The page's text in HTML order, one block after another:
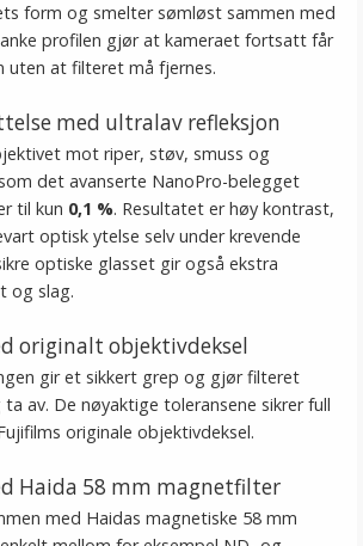
form og smelter sømløst sammen med
profilen gjør at kameraet fortsatt får
uten at filteret må fjernes.
med ultralav refleksjon
mot riper, støv, smuss og
det avanserte NanoPro-belegget
til kun 0,1 %. Resultatet er høy kontrast,
optisk ytelse selv under krevende
optiske glasset gir også ekstra
og slag.
originalt objektivdeksel
gir et sikkert grep og gjør filteret
av. De nøyaktige toleransene sikrer full
originale objektivdeksel.
Haida 58 mm magnetfilter
med Haidas magnetiske 58 mm